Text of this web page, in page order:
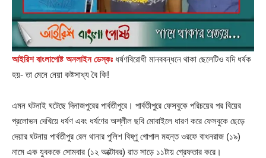
আইরিশ বাংলাপোষ্ট অনলাইন ডেস্কঃ ধর্ষণবিরোধী মানববন্ধনে থাকা ছেলেটিও যদি ধর্ষক
হয়- তা মেনে নেয়া কষ্টসাধ্য বৈ কি!
এমন ঘটনাই ঘটেছে দিনাজপুরের পার্বতীপুরে। পার্বতীপুরে ফেসবুকে পরিচয়ের পর বিয়ের
প্রলোভন দেখিয়ে ধর্ষণ এবং ধর্ষণের অশ্লীল ছবি মোবাইলে ধারণ করে ফেসবুকে ছেড়ে
দেয়ার ঘটনায় পার্বতীপুর রেল থানার পুলিশ বিষ্ণু গোপাল মহন্ত ওরফে বাধনরাজ (১৯)
নামে এক যুবককে সোমবার (১২ অক্টোবর) রাত সাড়ে ১১টায় গ্রেফতার করে।